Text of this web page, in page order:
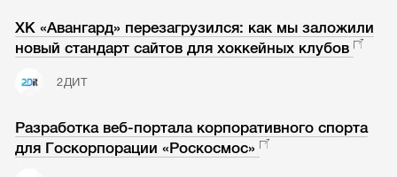
ХК «Авангард» перезагрузился: как мы заложили
новый стандарт сайтов для хоккейных клубов
2ДИТ
Разработка веб-портала корпоративного спорта
для Госкорпорации «Роскосмос»